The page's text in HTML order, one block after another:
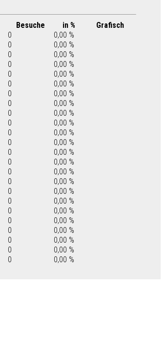
Besuche in %
Grafisch
0
0,00 %
0
0,00 %
0
0,00 %
0
0,00 %
0
0,00 %
0
0,00 %
0
0,00 %
0
0,00 %
0
0,00 %
0
0,00 %
0
0,00 %
0
0,00 %
0
0,00 %
0
0,00 %
0
0,00 %
0
0,00 %
0
0,00 %
0
0,00 %
0
0,00 %
0
0,00 %
0
0,00 %
0
0,00 %
0
0,00 %
0 0,00 %